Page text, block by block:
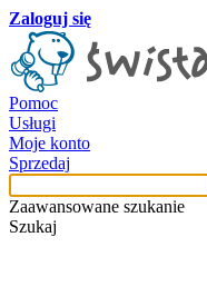
Zaloguj się
Pomoc
Usługi
Moje konto
Sprzedaj
Zaawansowane szukanie
Szukaj